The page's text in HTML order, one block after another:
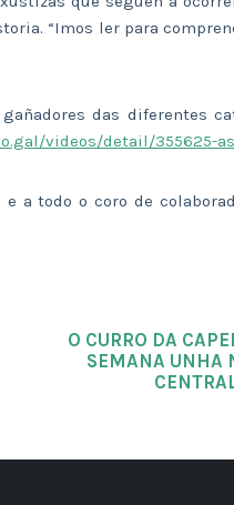
“Imos ler para
das diferentes
videos/detail/355625-
e a todo o coro de
O CURRO DA
SEMANA UNHA